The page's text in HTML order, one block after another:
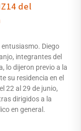
del
Diego
integrantes del
lo dijeron previo a la
su residencia en el
22 al 29 de junio,
dirigidos a la
en general.